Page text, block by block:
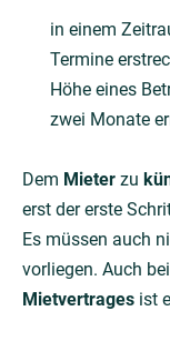
in einem
Termine
Höhe eines
zwei Monate
Dem Mieter zu
erst der erste
Es müssen auch
vorliegen. Auch
Mietvertrages ist